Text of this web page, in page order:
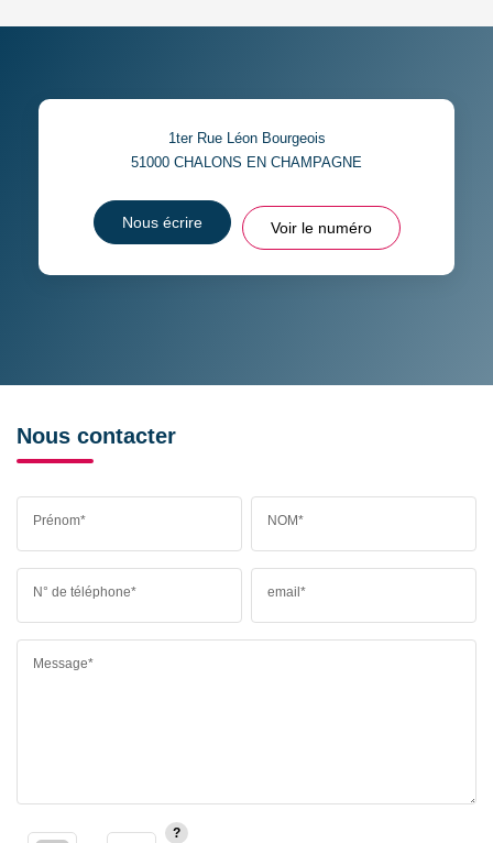
1ter Rue Léon Bourgeois
51000 CHALONS EN CHAMPAGNE
Nous écrire Voir le numéro
Nous contacter
Prénom* NOM*
N° de téléphone* email*
Message*